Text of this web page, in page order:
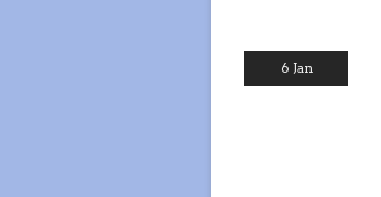
6 Jan